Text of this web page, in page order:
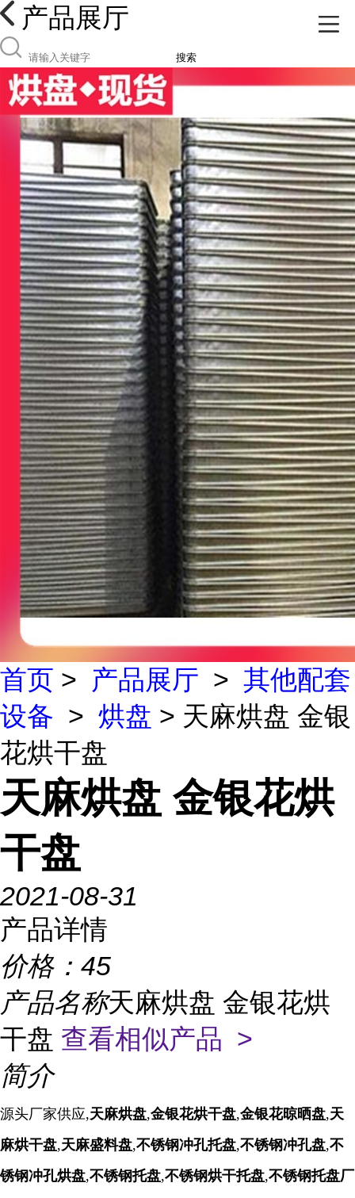
产品展厅
搜索
首页 > 产品展厅 > 其他配套
设备 > 烘盘 > 天麻烘盘 金银
花烘干盘
天麻烘盘 金银花烘
干盘
2021-08-31
产品详情
价格： 45
产品名称天麻烘盘 金银花烘
干盘 查看相似产品 >
简介
源头厂家供应,天麻烘盘,金银花烘干盘,金银花晾晒盘,天
麻烘干盘,天麻盛料盘,不锈钢冲孔托盘,不锈钢冲孔盘,不
锈钢冲孔烘盘,不锈钢托盘,不锈钢烘干托盘,不锈钢托盘厂